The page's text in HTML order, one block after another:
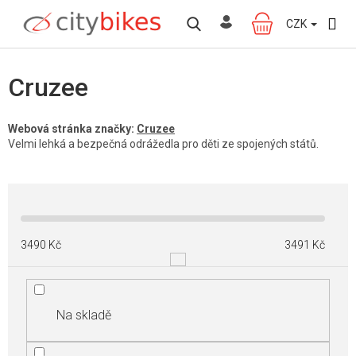
obsah
NÁKUPNÍ
KOŠÍK
CZK
Cruzee
Webová stránka značky: Cruzee
Velmi lehká a bezpečná odrážedla pro děti ze spojených států.
3490 Kč 3491 Kč
Na skladě